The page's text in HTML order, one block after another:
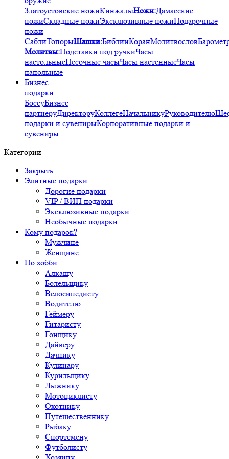
Златоустовские ножиКинжалыНожи:Дамасские
ножиСкладные ножиЭксклюзивные ножиПодарочные
ножи
СаблиТопорыШашки:БиблииКоранМолитвослов
Молитвы:Подставки под ручкиЧасы
настольныеПесочные часыЧасы настенныеЧасы
напольные
Бизнес
подарки
БоссуБизнес
партнеруДиректоруКоллегеНачальникуРуководителю
подарки и сувенирыКорпоративные подарки и
сувениры
Категории
Закрыть
Элитные подарки
Дорогие подарки
VIP / ВИП подарки
Эксклюзивные подарки
Необычные подарки
Кому подарок?
Мужчине
Женщине
По хобби
Алкашу
Болельщику
Велосипедисту
Водителю
Геймеру
Гитаристу
Гонщику
Дайверу
Дачнику
Кулинару
Курильщику
Лыжнику
Мотоциклисту
Охотнику
Путешественнику
Рыбаку
Спортсмену
Футболисту